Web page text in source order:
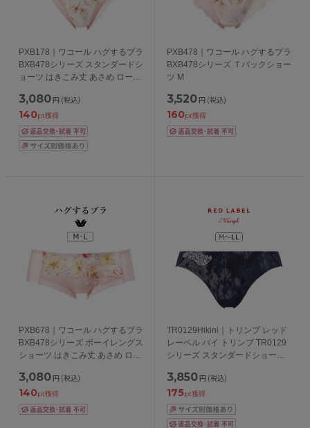
PXB178｜ワコール ハグするブラ
BXB478シリーズ スタンダードシ
ョーツ はきこみ丈 あさめ ローラ
3,080 円 (税込)
140pt獲得
PXB478｜ワコール ハグするブラ
BXB478シリーズ Ｔバックショー
ツ M
3,520 円 (税込)
160pt獲得
PXB678｜ワコール ハグするブラ
BXB478シリーズ ボーイレングス
ショーツ はきこみ丈 あさめ ロー
3,080 円 (税込)
140pt獲得
TR0129Hikini｜トリンプ レッド
レーベル バイ トリンプ TR0129
シリーズ スタンダードショーツ
3,850 円 (税込)
175pt獲得